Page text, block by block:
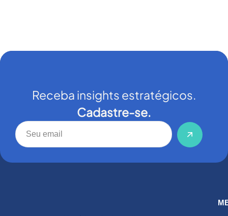
Receba insights estratégicos.
Cadastre-se.